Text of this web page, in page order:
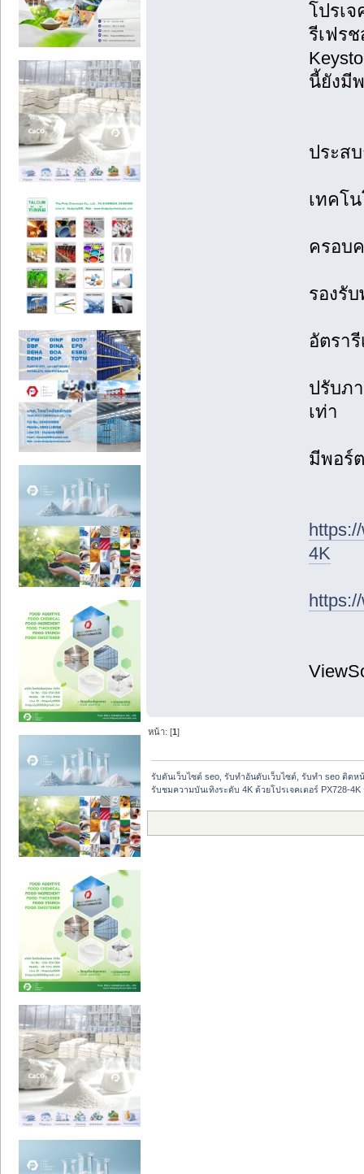
โปรเจ
รีเฟร
นี้ยังมี
ประส
เทคโ
ครอบ
รองรั
อัตรา
ปรับภ
เท่า
มีพอร์
4K
หน้า: [1]
รับดันเว็บไซต์ seo, รับทำอันดับเว็บไซต์, รับทำ seo ติดห
รับชมความบันเทิงระดับ 4K ด้วยโปรเจคเตอร์ PX728-